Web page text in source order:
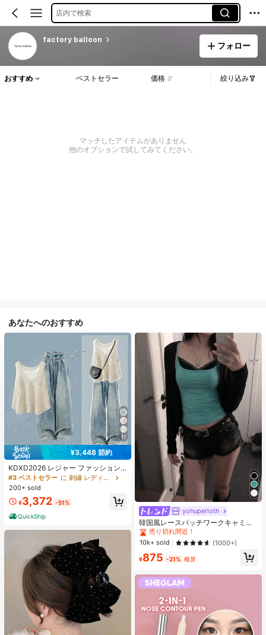
店内で検索
factory balloon
フォロー
おすすめ ベストセラー 価格 絞り込み
マッチしたアイテムがありません
他のオプションで試してみてください。
あなたへのおすすめ
11
¥3,448 節約
KDXD2026 レジャー ファッション
ロングサイズ 夏服 女性 ワイルドス
タイル ボア付きトップス ワイルドス
タイル ロングスカート 3点セット U
Vカット 軽量 通気性 袖付き ヒップ
カバー効果 通気性抜群 サイズ豊富
#3 ベストセラー
に 刺繍 レディースコーデ
200+ sold
¥3,372 -51%
QuickShip
yohuperloth
韓国風レースパッチワークキャミソ
ールタンクトップ、Y2Kエステティ
ック、ストリートウェアカジュアル
サマー
#1 ベストセラー
に 緑色 万能デイリートップス
売り切れ間近！
#1 ベストセラー
に 緑色 万能デイリートップス
売り切れ間近！
#1 ベストセラー
に 緑色 万能デイリートップス
売り切れ間近！
#1 ベストセラー
に 緑色 万能デイリートップス
売り切れ間近！
10k+ sold (1000+)
¥875 -21% 概算